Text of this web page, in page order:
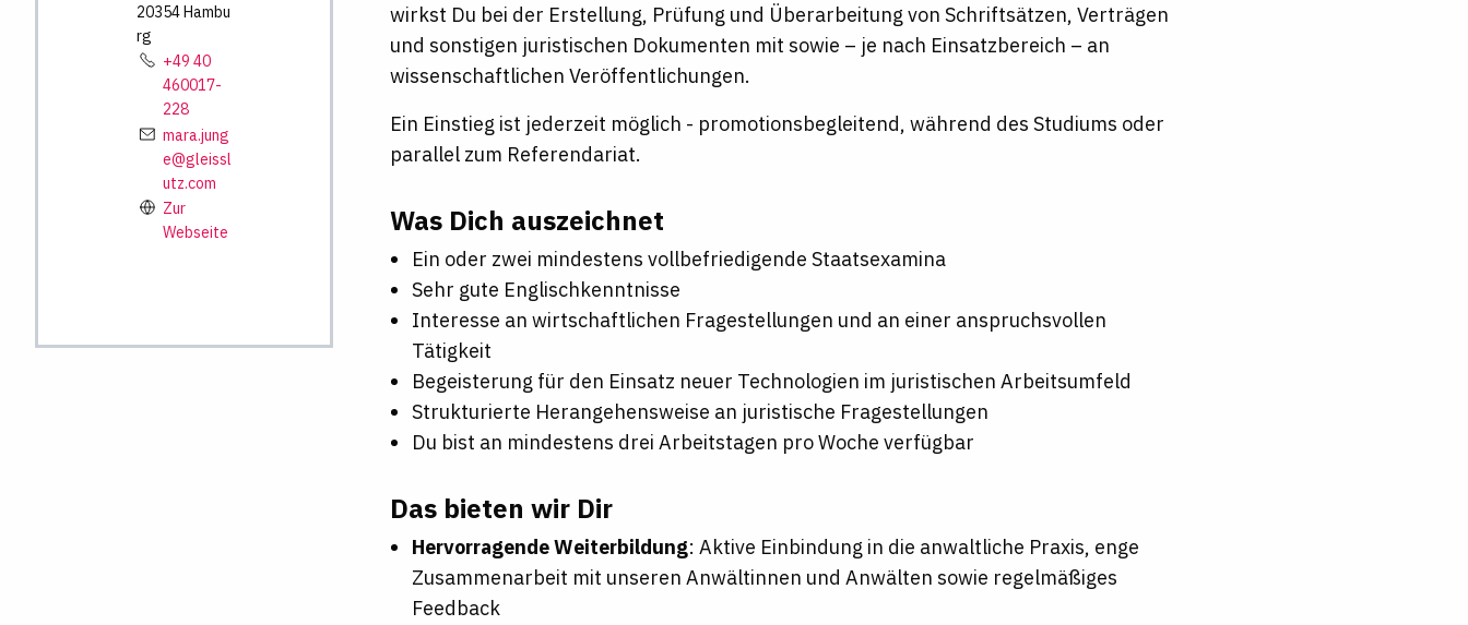
20354Hambu
rg
+49 40
460017-
228
mara.jung
e@gleissl
utz.com
Zur
Webseite
wirkst Du bei der Erstellung, Prüfung und Überarbeitung von Schriftsätzen, Verträgen
und sonstigen juristischen Dokumenten mit sowie – je nach Einsatzbereich – an
wissenschaftlichen Veröffentlichungen.
Ein Einstieg ist jederzeit möglich - promotionsbegleitend, während des Studiums oder
parallel zum Referendariat.
Was Dich auszeichnet
Ein oder zwei mindestens vollbefriedigende Staatsexamina
Sehr gute Englischkenntnisse
Interesse an wirtschaftlichen Fragestellungen und an einer anspruchsvollen
Tätigkeit
Begeisterung für den Einsatz neuer Technologien im juristischen Arbeitsumfeld
Strukturierte Herangehensweise an juristische Fragestellungen
Du bist an mindestens drei Arbeitstagen pro Woche verfügbar
Das bieten wir Dir
Hervorragende Weiterbildung: Aktive Einbindung in die anwaltliche Praxis, enge
Zusammenarbeit mit unseren Anwältinnen und Anwälten sowie regelmäßiges
Feedback